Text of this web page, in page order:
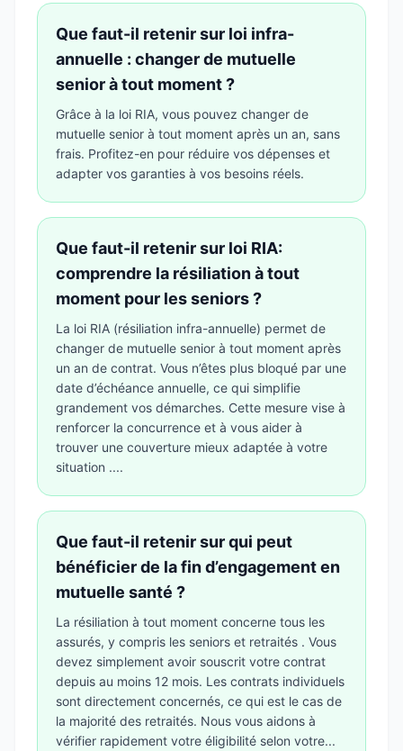
Que faut-il retenir sur loi infra-
annuelle : changer de mutuelle
senior à tout moment ?
Grâce à la loi RIA, vous pouvez changer de
mutuelle senior à tout moment après un an, sans
frais. Profitez-en pour réduire vos dépenses et
adapter vos garanties à vos besoins réels.
Que faut-il retenir sur loi RIA:
comprendre la résiliation à tout
moment pour les seniors ?
La loi RIA (résiliation infra-annuelle) permet de
changer de mutuelle senior à tout moment après
un an de contrat. Vous n’êtes plus bloqué par une
date d’échéance annuelle, ce qui simplifie
grandement vos démarches. Cette mesure vise à
renforcer la concurrence et à vous aider à
trouver une couverture mieux adaptée à votre
situation ....
Que faut-il retenir sur qui peut
bénéficier de la fin d’engagement en
mutuelle santé ?
La résiliation à tout moment concerne tous les
assurés, y compris les seniors et retraités . Vous
devez simplement avoir souscrit votre contrat
depuis au moins 12 mois. Les contrats individuels
sont directement concernés, ce qui est le cas de
la majorité des retraités. Nous vous aidons à
vérifier rapidement votre éligibilité selon votre...